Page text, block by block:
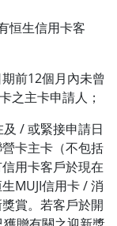
恒生信用卡客
前12個月內未曾
之主卡申請人；
/ 或緊接申請日
卡主卡（不包括
用卡客戶於現在
MUJI信用卡 / 消
賞。若客戶於開